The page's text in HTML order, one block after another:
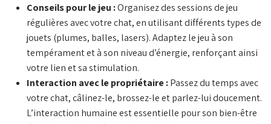
Conseils pour le jeu :Organisez des sessions de jeu
régulières avec votre chat, en utilisant différents types de
jouets (plumes, balles, lasers). Adaptez le jeu à son
tempérament et à son niveau d’énergie, renforçant ainsi
votre lien et sa stimulation.
Interaction avec le propriétaire :Passez du temps avec
votre chat, câlinez-le, brossez-le et parlez-lui doucement.
L’interaction humaine est essentielle pour son bien-être